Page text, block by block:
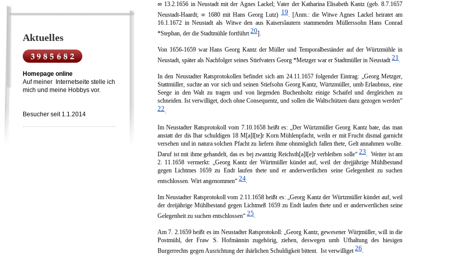
∞ 13.2.1656 in Neustadt mit der Agnes Lackel; Vater der Katharina Elisabeth Kantz (geb. 8.7.1657
Neustadt-Haardt; ∞ 1680 mit Hans Georg Lutz)19. [Anm.: die Witwe Agnes Lackel heiratet am
16.1.1672 in Neustadt als Wit­we den aus Kaiserslautern stammen­den Müllerssohn Hans Conrad
*Stephan, der die Stadtmühle fortführt20].
Von 1656-1659 war Hans Georg Kantz der Müller und Temporalbeständer auf der Würtzmühle in
Neustadt, später als Nachfolger sei­nes Stiefva­ters Georg *Metzger war er Stadtmüller in Neustadt21.
In den Neustadter Ratsprotokollen befindet sich am 24.11.1657 folgender Ein­trag: „Georg Metzger,
Stattmüller, suchte an vor sich und seinen Stiefsohn Georg Kantz, Würtzmüller, umb Erlaubnus, eine
Seege in den Walt zu tragen und von liegenden Buchenholtz einige Schaifel und dergleichen zu
schneiden. Ist verwilliget, doch ohne Conse­quentz, und sollen die Waltschützen dazu gezogen werden“
22.
Im Neustadter Ratsprotokoll vom 7.10.1658 heißt es: „Der Würtzmüller Georg Kantz bate, das man
anstatt der dis Ihar schuldigen 18 M[a]l[te]r Korn Mühlenpfacht, weiln er mit Frucht dismal garnicht
versehen und in natura solchen Pfacht zu liefern ihme ohnmög­lich fallen thete, Gelt annahmen wollte.
Daruf ist mit ihme gehandelt, das es bej zwantzig Reichsth[a]l[e]r verbleiben solle“ 23. Wei­ter ist am
2. 11.1658 vermerkt: „Georg Kantz der Würtmüller kündet auf, weil der drejjährige Mühlbestand
gegen Lichtmes 1659 zu Endt laufen thete und er anderwertlichen seine Gelegenheit zu suchen
entschlossen. Wirt angenommen“ 24.
Im Neustadter Ratsprotokoll vom 2.11.1658 heißt es: „Georg Kantz der Würtzmüller kündet auf, weil
der dreijährige Mühlbestand gegen Lichtmeß 1659 zu Endt laufen thete und er anderwertlichen seine
Gelegenheit zu suchen entschlossen“ 25.
Am 7. 2.1659 heißt es im Neustadter Ratsprotokoll: „Georg Kantz, gewesener Würtmüller, will in die
Postmühl, der Fraw S. Hof­männin zugehörig, ziehen, deswegen umb Ufhaltung des hiesigen
Burgerrechts gegen Ausrichtung der ihärlichen Schuldigkeit bit­tent. Ist verwilliget26.
Aktuelles
Homepage online
Auf meiner Internetseite stelle ich
mich und meine Hobbys vor.
Besucher seit 1.1.2014